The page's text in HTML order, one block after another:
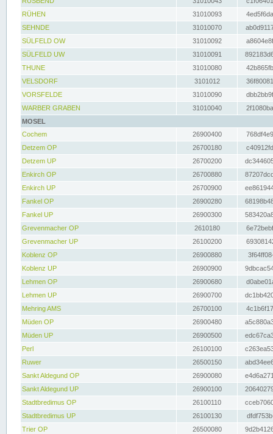
RÜHEN
31010093
SEHNDE
31010070
SÜLFELD OW
31010092
SÜLFELD UW
31010091
THUNE
31010080
VELSDORF
3101012
VORSFELDE
31010090
WARBER GRABEN
31010040
MOSEL
Cochem
26900400
Detzem OP
26700180
Detzem UP
26700200
Enkirch OP
26700880
Enkirch UP
26700900
Fankel OP
26900280
Fankel UP
26900300
Grevenmacher OP
2610180
Grevenmacher UP
26100200
Koblenz OP
26900880
Koblenz UP
26900900
Lehmen OP
26900680
Lehmen UP
26900700
Mehring AMS
26700100
Müden OP
26900480
Müden UP
26900500
Perl
26100100
Ruwer
26500150
Sankt Aldegund OP
26900080
Sankt Aldegund UP
26900100
Stadtbredimus OP
26100110
Stadtbredimus UP
26100130
Trier OP
26500080